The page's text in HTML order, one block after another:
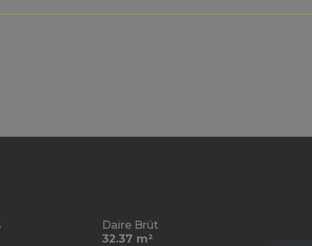
Daire Brüt
32.37 m²